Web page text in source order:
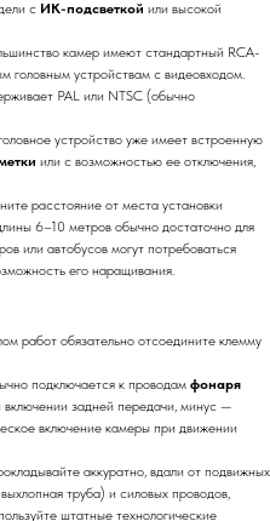
с ИК-подсветкой или высокой
камер имеют стандартный RCA-
головным устройствам с видеовходом.
PAL или NTSC (обычно
устройство уже имеет встроенную
или с возможностью ее отключения,
расстояние от места установки
6–10 метров обычно достаточно для
или автобусов могут потребоваться
его наращивания.
работ обязательно отсоедините клемму
подключается к проводам фонаря
включении задней передачи, минус —
включение камеры при движении
аккуратно, вдали от подвижных
труба) и силовых проводов,
штатные технологические